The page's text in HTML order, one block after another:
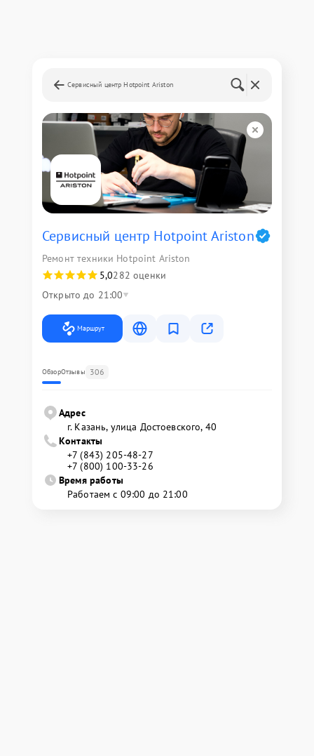
Сервисный центр Hotpoint Ariston
Сервисный центр Hotpoint Ariston
Ремонт техники Hotpoint Ariston
5,0282 оценки
Открыто до 21:00
Маршрут
ОбзорОтзывы 306
Адрес
г. Казань, улица Достоевского, 40
Контакты
+7 (843) 205-48-27
+7 (800) 100-33-26
Время работы
Работаем с 09:00 до 21:00